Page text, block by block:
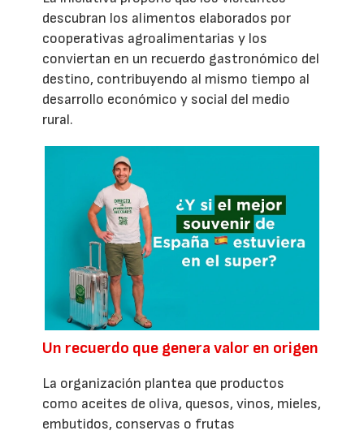
descubran los alimentos elaborados por
cooperativas agroalimentarias y los
conviertan en un recuerdo gastronómico del
destino, contribuyendo al mismo tiempo al
desarrollo económico y social del medio
rural.
Un recuerdo que genera valor en origen
La organización plantea que productos
como aceites de oliva, quesos, vinos, mieles,
embutidos, conservas o frutas